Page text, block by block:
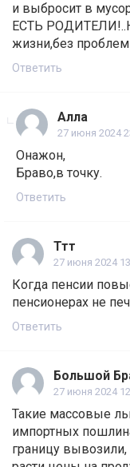
и выбросит в
ЕСТЬ
жизни,без
Ответить
Алла
27 июня 2024
Онажон,
Браво,в точку.
Ответить
Ттт
27 июня 2024
Когда пенсии
пенсионерах не
Ответить
Большой
27 июня 2024
Такие массовые
импортных
границу